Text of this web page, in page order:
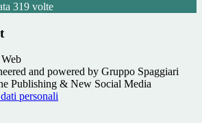
319 volte
and powered by Gruppo Spaggiari
Publishing & New Social Media
personali